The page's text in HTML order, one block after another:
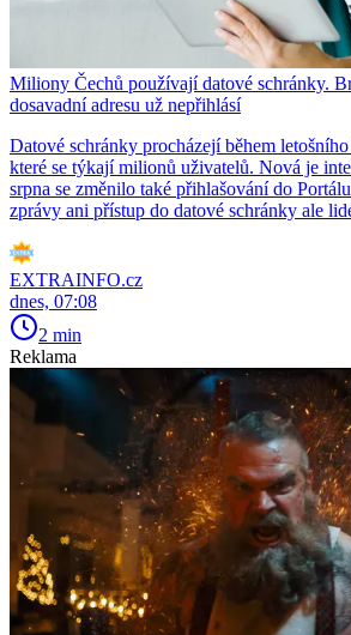
Miliony Čechů používají datové schránky.
dosavadní adresu už nepřihlásí
Datové schránky procházejí během
které se týkají milionů uživatelů. Nová je
srpna se změnilo také přihlašování do
zprávy ani přístup do datové schránky ale
EXTRAINFO.cz
dnes, 07:08
2 min
Reklama